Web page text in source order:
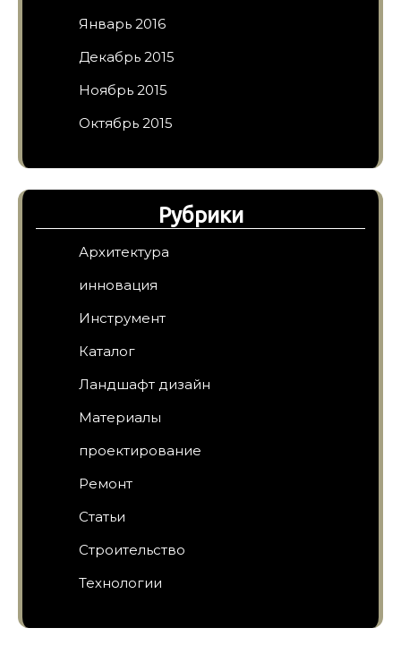
Январь 2016
Декабрь 2015
Ноябрь 2015
Октябрь 2015
Рубрики
Архитектура
инновация
Инструмент
Каталог
Ландшафт дизайн
Материалы
проектирование
Ремонт
Статьи
Строительство
Технологии